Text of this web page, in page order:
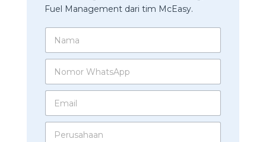
Fuel Management dari tim McEasy.
N
m
N
m
W
A
d
a
E
a
P